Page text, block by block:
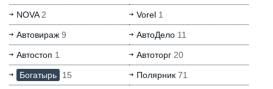
NOVA2 Vorel1
Автовираж 9 АвтоДело11
Автостоп 1 Автоторг20
Богатырь 15 Полярник71